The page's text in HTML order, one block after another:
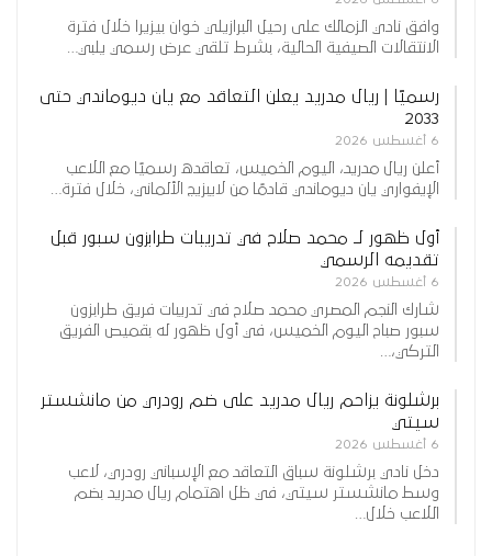
وافق نادي الزمالك على رحيل البرازيلي خوان بيزيرا خلال فترة
الانتقالات الصيفية الحالية، بشرط تلقي عرض رسمي يلبي…
رسميًا | ريال مدريد يعلن التعاقد مع يان ديوماندي حتى
2033
6 أغسطس 2026
أعلن ريال مدريد، اليوم الخميس، تعاقده رسميًا مع اللاعب
الإيفواري يان ديوماندي قادمًا من لايبزيج الألماني، خلال فترة…
أول ظهور لـ محمد صلاح في تدريبات طرابزون سبور قبل
تقديمه الرسمي
6 أغسطس 2026
شارك النجم المصري محمد صلاح في تدريبات فريق طرابزون
سبور صباح اليوم الخميس، في أول ظهور له بقميص الفريق
التركي،…
برشلونة يزاحم ريال مدريد على ضم رودري من مانشستر
سيتي
6 أغسطس 2026
دخل نادي برشلونة سباق التعاقد مع الإسباني رودري، لاعب
وسط مانشستر سيتي، في ظل اهتمام ريال مدريد بضم
اللاعب خلال…